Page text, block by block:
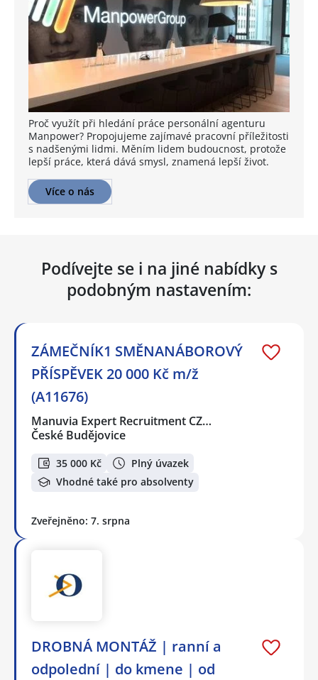
Proč využít při hledání práce personální agenturu
Manpower? Propojujeme zajímavé pracovní příležitosti
s nadšenými lidmi. Měním lidem budoucnost, protože
lepší práce, která dává smysl, znamená lepší život.
Více o nás
Podívejte se i na jiné nabídky s
podobným nastavením:
ZÁMEČNÍK1 SMĚNANÁBOROVÝ
PŘÍSPĚVEK 20 000 Kč m/ž
(A11676)
Manuvia Expert Recruitment CZ…
České Budějovice
35 000 Kč
Plný úvazek
Vhodné také pro absolventy
Zveřejněno: 7. srpna
DROBNÁ MONTÁŽ | ranní a
odpolední | do kmene | od